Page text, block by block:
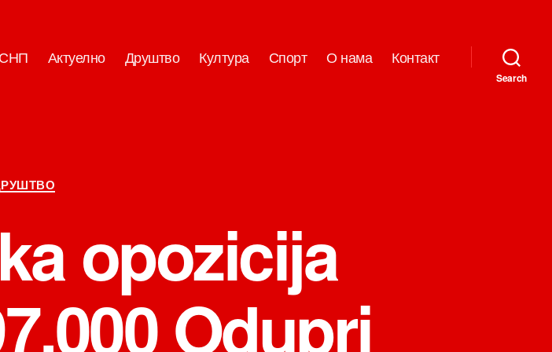
СНП Актуелно Друштво Култура Спорт О нама Контакт
Search
Категорије
opozicija
Odupri